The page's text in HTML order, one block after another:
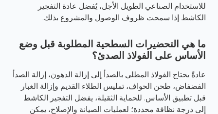
للاستخدام الصناعي الطويل الأجل، يُفضل عادة التفجير
الكاشط إذا سمحت ظروف الوصول والمشروع بذلك.
ما هي التحضيرات السطحية المطلوبة قبل وضع
الأساس على الفولاذ الصدئ؟
عادةً يحتاج الفولاذ المطلي بالصدأ إلى إزالة الدهون، إزالة الصدأ
الفضفاض، طحن الحواف، تمليس الطلاء القديم وإزالة الغبار
قبل تطبيق الأساس. للحماية الثقيلة، يفضل التفجير الكاشط
إلى درجة نظافة محددة؛ لعمليات الصيانة والإصلاح، يمكن